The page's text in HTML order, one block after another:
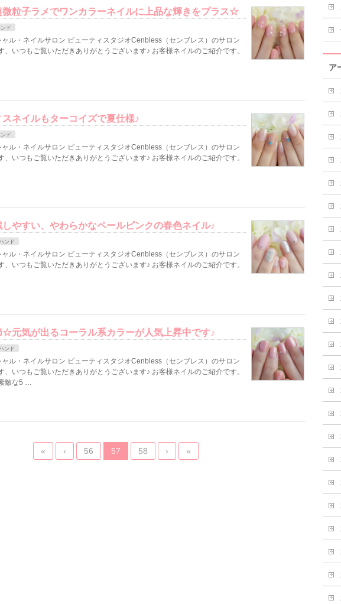
微粒子ラメでワンカラーネイルに上品な輝きをプラス☆
ド
ル・ネイルサロン ビューティスタジオCenbless（センブレス）のサロン
、いつもご覧いただきありがとうございます♪ お客様ネイルのご紹介です。
ネイルもターコイズで夏仕様♪
ド
ル・ネイルサロン ビューティスタジオCenbless（センブレス）のサロン
、いつもご覧いただきありがとうございます♪ お客様ネイルのご紹介です。
やすい、やわらかなペールピンクの春色ネイル♪
ンド
ル・ネイルサロン ビューティスタジオCenbless（センブレス）のサロン
、いつもご覧いただきありがとうございます♪ お客様ネイルのご紹介です。
元気が出るコーラル系カラーが人気上昇中です♪
ンド
ル・ネイルサロン ビューティスタジオCenbless（センブレス）のサロン
、いつもご覧いただきありがとうございます♪ お客様ネイルのご紹介です。
敵な5 …
« ‹ 56 57 58 › »
ア